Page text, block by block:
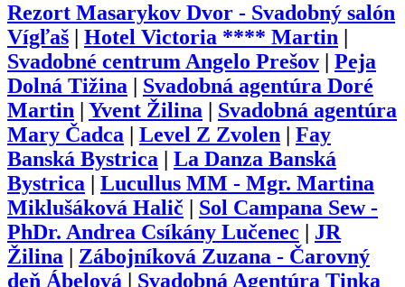
Rezort Masarykov Dvor - Svadobný salón
Vígľaš
Hotel Victoria **** Martin
Svadobné centrum Angelo Prešov
Peja
Dolná Tižina
Svadobná agentúra Doré
Martin
Yvent Žilina
Svadobná agentúra
Mary Čadca
Level Z Zvolen
Fay
Banská Bystrica
La Danza Banská
Bystrica
Lucullus MM - Mgr. Martina
Miklušáková Halič
Sol Campana Sew -
PhDr. Andrea Csíkány Lučenec
JR
Žilina
Zábojníková Zuzana - Čarovný
deň Ábelová
Svadobná Agentúra Tinka